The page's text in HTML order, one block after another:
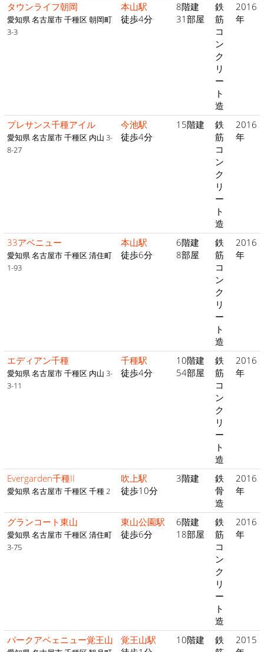
タウンライフ朝岡
愛知県 名古屋市 千種区 朝岡町
3-3
本山駅
徒歩4分
8階建
31部屋
鉄
筋
コ
ン
ク
リ
ー
ト
造
2016
年
プレサンス千種アイル
愛知県 名古屋市 千種区 内山 3-
8-27
今池駅
徒歩4分
15階建
鉄
筋
コ
ン
ク
リ
ー
ト
造
2016
年
33アベニュー
愛知県 名古屋市 千種区 清住町
1-93
本山駅
徒歩6分
6階建
8部屋
鉄
筋
コ
ン
ク
リ
ー
ト
造
2016
年
エディアン千種
愛知県 名古屋市 千種区 内山 3-
3-11
千種駅
徒歩4分
10階建
54部屋
鉄
筋
コ
ン
ク
リ
ー
ト
造
2016
年
Evergarden千種II
愛知県 名古屋市 千種区 千種 2
吹上駅
徒歩10分
3階建
鉄
骨
造
2016
年
グランコート東山
愛知県 名古屋市 千種区 清住町
3-75
東山公園駅
徒歩6分
6階建
18部屋
鉄
筋
コ
ン
ク
リ
ー
ト
造
2016
年
パークアベェニュー覚王山
覚王山駅
10階建
鉄
2015